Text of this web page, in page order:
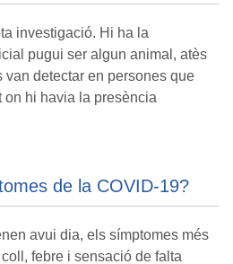
investigació. Hi ha la
pugui ser algun animal, atès
van detectar en persones que
on hi havia la presència
de la COVID-19?
avui dia, els símptomes més
febre i sensació de falta